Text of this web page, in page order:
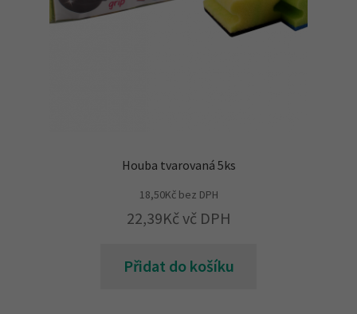
Houba tvarovaná 5ks
18,50Kčbez DPH
22,39Kč vč DPH
Přidat do košíku